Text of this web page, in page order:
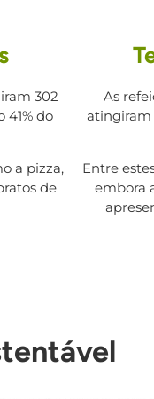
302
41% do
a pizza,
de
As
atingiram
Entre
embora